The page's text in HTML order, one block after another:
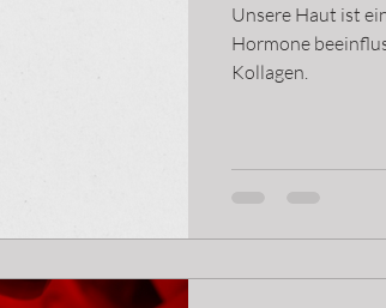
Unsere Haut ist
Hormone
Kollagen.